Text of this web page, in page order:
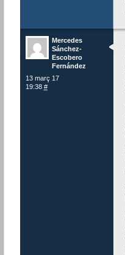
Mercedes
Sánchez-
Escobero
Fernández
13 març 17
19:38 #